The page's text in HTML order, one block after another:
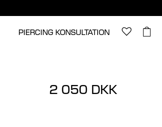
PIERCING KONSULTATION
2 050 DKK